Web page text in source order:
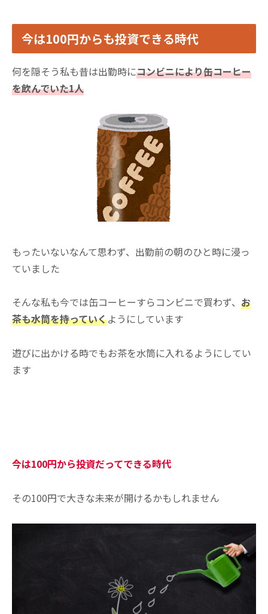
今は100円からも投資できる時代
何を隠そう私も昔は出勤時にコンビニにより缶コーヒー
を飲んでいた1人
もったいないなんて思わず、出勤前の朝のひと時に浸っ
ていました
そんな私も今では缶コーヒーすらコンビニで買わず、 お
茶も水筒を持っていくようにしています
遊びに出かける時でもお茶を水筒に入れるようにしてい
ます
今は100円から投資だってできる時代
その100円で大きな未来が開けるかもしれません